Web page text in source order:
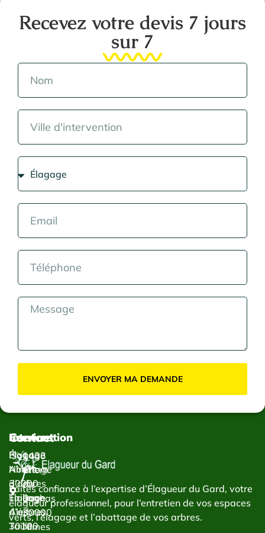
Recevez votre devis 7 jours
sur 7
ENVOYER MA DEMANDE
Faites confiance à l’expertise d’Élagueur du Gard, votre
élagueur professionnel, pour l’entretien de vos espaces
verts, l’élagage et l’abattage de vos arbres.
Services
Élagage
Abattage
d’arbres
Taillage
d’arbres
Taille
Intervention
Élagage
Nîmes
30000
Élagage
Alès
30100
Contact
1433
Chem.
du
Bachas
30000
Nîmes